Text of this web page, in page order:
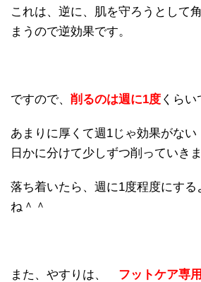
これは、逆に、肌を守ろうとして
まうので逆効果です。
ですので、 削るのは週に1度 くらい
あまりに厚くて週1じゃ効果がな
日かに分けて少しずつ削っていきま
落ち着いたら、週に1度程度にす
ね＾＾
また、やすりは、 フットケア専